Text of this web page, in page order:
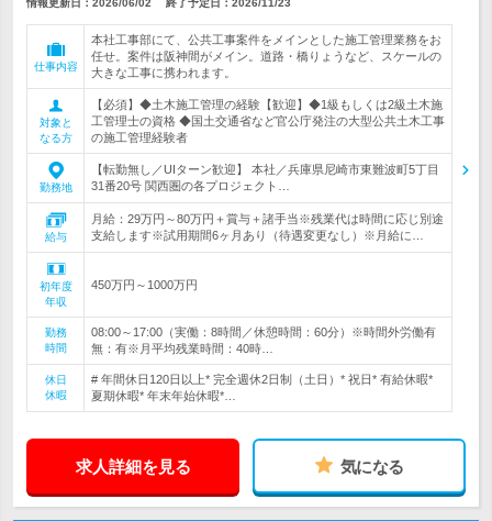
情報更新日：2026/06/02 終了予定日： 2026/11/23
仕事内容
本社工事部にて、公共工事案件をメインとした施工管理業務をお
任せ。案件は阪神間がメイン。道路・橋りょうなど、スケールの
大きな工事に携われます。
対象と
なる方
【必須】◆土木施工管理の経験【歓迎】◆1級もしくは2級土木施
工管理士の資格 ◆国土交通省など官公庁発注の大型公共土木工事
の施工管理経験者
勤務地
【転勤無し／UIターン歓迎】 本社／兵庫県尼崎市東難波町5丁目
31番20号 関西圏の各プロジェクト…
給与
月給：29万円～80万円＋賞与＋諸手当※残業代は時間に応じ別途
支給します※試用期間6ヶ月あり（待遇変更なし）※月給に…
初年度
年収
450万円～1000万円
勤務
時間
08:00～17:00（実働：8時間／休憩時間：60分）※時間外労働有
無：有※月平均残業時間：40時…
休日
休暇
# 年間休日120日以上* 完全週休2日制（土日）* 祝日* 有給休暇*
夏期休暇* 年末年始休暇*…
求人詳細を見る 気になる